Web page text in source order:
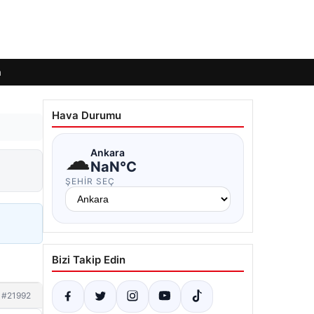
#21992
Hava Durumu
☁Ankara
NaN°C
ŞEHIR SEÇ
Bizi Takip Edin